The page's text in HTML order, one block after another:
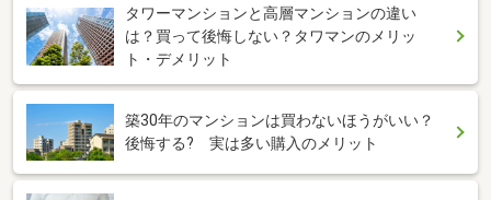
タワーマンションと高層マンションの違い
は？買って後悔しない？タワマンのメリッ
ト・デメリット
築30年のマンションは買わないほうがいい？
後悔する? 実は多い購入のメリット